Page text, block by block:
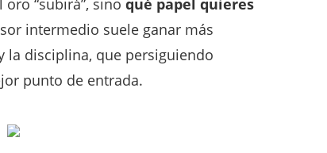
“subirá”, sino qué papel quieres
intermedio suele ganar más
la disciplina, que persiguiendo
punto de entrada.